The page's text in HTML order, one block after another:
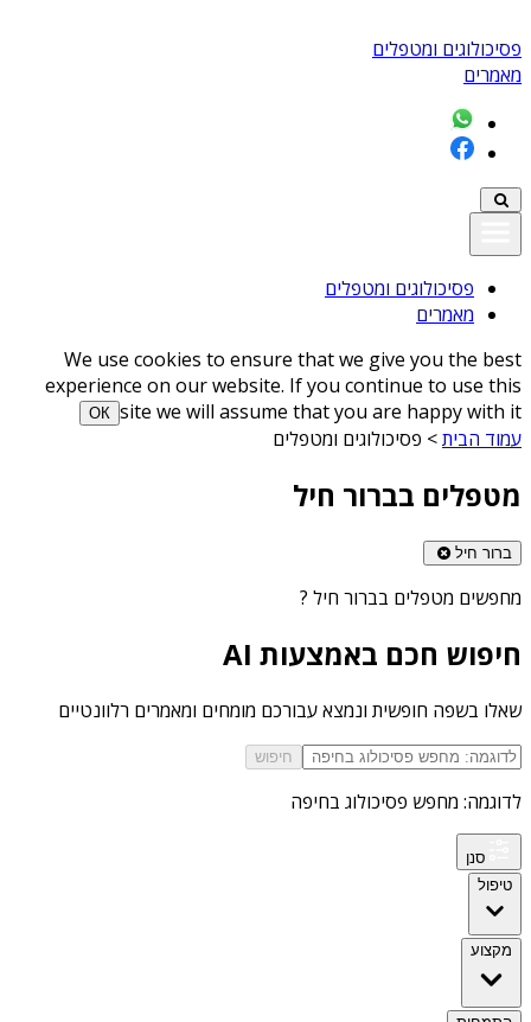
פסיכולוגים ומטפלים
מאמרים
פסיכולוגים ומטפלים
מאמרים
We use cookies to ensure that we give you the best
experience on our website. If you continue to use this
site we will assume that you are happy with it
ОК
עמוד הבית> פסיכולוגים ומטפלים
מטפלים בברור חיל
ברור חיל
מחפשים מטפלים בברור חיל ?
חיפוש חכם באמצעות AI
שאלו בשפה חופשית ונמצא עבורכם מומחים ומאמרים רלוונטיים
חיפוש
לדוגמה: מחפש פסיכולוג בחיפה
סנן
טיפול
מקצוע